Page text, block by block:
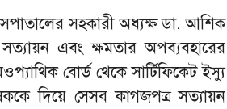
সহকারী অধ্যক্ষ ডা. আশিক
এবং ক্ষমতার অপব্যবহারের
বোর্ড থেকে সার্টিফিকেট ইস্যু
দিয়ে সেসব কাগজপত্র সত্যায়ন